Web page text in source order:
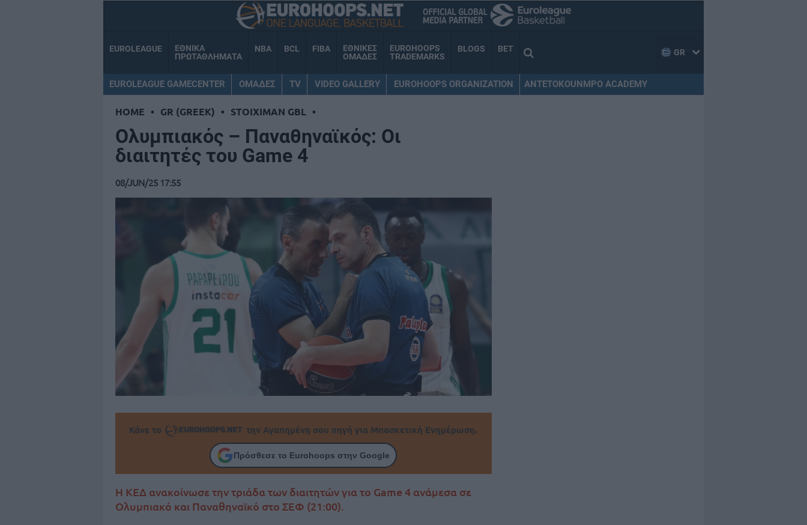
EUROLEAGUE
ΕΘΝΙΚΑ
ΠΡΩΤΑΘΛΗΜΑΤΑ
NBA BCL FIBA
ΕΘΝΙΚΕΣ
ΟΜΑΔΕΣ
EUROHOOPS
TRADEMARKS
BLOGS BET GR
EUROLEAGUE GAMECENTER ΟΜΑΔΕΣ TV VIDEO GALLERY EUROHOOPS ORGANIZATION ANTETOKOUNMPO ACADEMY
HOME • GR (GREEK) • STOIXIMAN GBL •
Ολυμπιακός – Παναθηναϊκός: Οι
διαιτητές του Game 4
08/JUN/25 17:55
Κάνε το την Αγαπημένη σου πηγή για Μπασκετική Ενημέρωση.
Πρόσθεσε το Eurohoops στην Google
Η ΚΕΔ ανακοίνωσε την τριάδα των διαιτητών για το Game 4 ανάμεσα σε
Ολυμπιακό και Παναθηναϊκό στο ΣΕΦ (21:00).